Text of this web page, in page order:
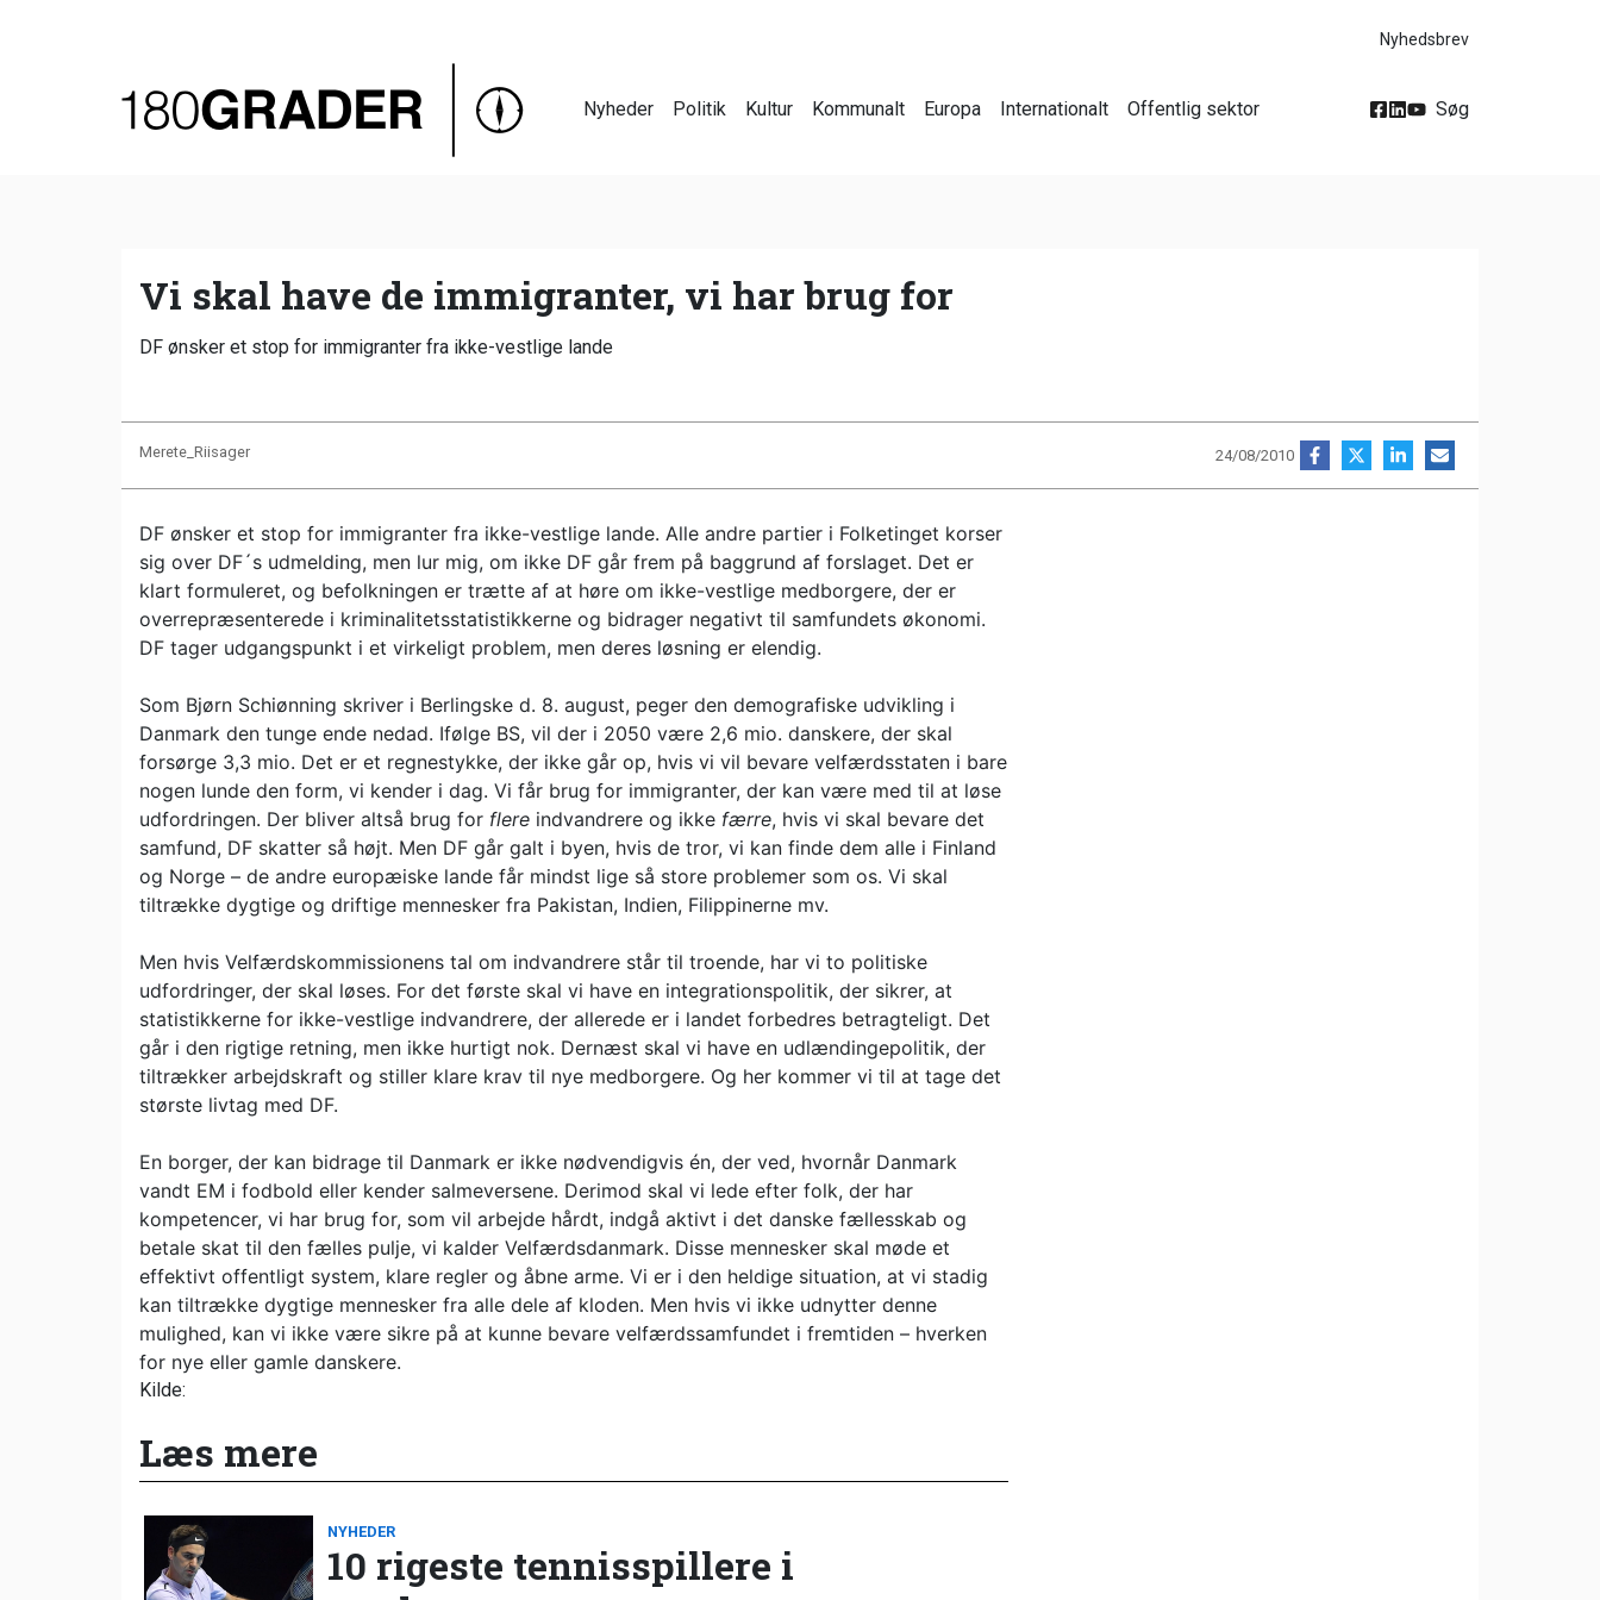
Nyhedsbrev
Nyheder Politik Kultur Kommunalt Europa Internationalt Offentlig sektor Søg
Vi skal have de immigranter, vi har brug for
DF ønsker et stop for immigranter fra ikke-vestlige lande
Merete_Riisager 24/08/2010
DF ønsker et stop for immigranter fra ikke-vestlige lande. Alle andre partier i Folketinget korser
sig over DF´s udmelding, men lur mig, om ikke DF går frem på baggrund af forslaget. Det er
klart formuleret, og befolkningen er trætte af at høre om ikke-vestlige medborgere, der er
overrepræsenterede i kriminalitetsstatistikkerne og bidrager negativt til samfundets økonomi.
DF tager udgangspunkt i et virkeligt problem, men deres løsning er elendig.
Som Bjørn Schiønning skriver i Berlingske d. 8. august, peger den demografiske udvikling i
Danmark den tunge ende nedad. Ifølge BS, vil der i 2050 være 2,6 mio. danskere, der skal
forsørge 3,3 mio. Det er et regnestykke, der ikke går op, hvis vi vil bevare velfærdsstaten i bare
nogen lunde den form, vi kender i dag. Vi får brug for immigranter, der kan være med til at løse
udfordringen. Der bliver altså brug for flere indvandrere og ikke færre, hvis vi skal bevare det
samfund, DF skatter så højt. Men DF går galt i byen, hvis de tror, vi kan finde dem alle i Finland
og Norge – de andre europæiske lande får mindst lige så store problemer som os. Vi skal
tiltrække dygtige og driftige mennesker fra Pakistan, Indien, Filippinerne mv.
Men hvis Velfærdskommissionens tal om indvandrere står til troende, har vi to politiske
udfordringer, der skal løses. For det første skal vi have en integrationspolitik, der sikrer, at
statistikkerne for ikke-vestlige indvandrere, der allerede er i landet forbedres betragteligt. Det
går i den rigtige retning, men ikke hurtigt nok. Dernæst skal vi have en udlændingepolitik, der
tiltrækker arbejdskraft og stiller klare krav til nye medborgere. Og her kommer vi til at tage det
største livtag med DF.
En borger, der kan bidrage til Danmark er ikke nødvendigvis én, der ved, hvornår Danmark
vandt EM i fodbold eller kender salmeversene. Derimod skal vi lede efter folk, der har
kompetencer, vi har brug for, som vil arbejde hårdt, indgå aktivt i det danske fællesskab og
betale skat til den fælles pulje, vi kalder Velfærdsdanmark. Disse mennesker skal møde et
effektivt offentligt system, klare regler og åbne arme. Vi er i den heldige situation, at vi stadig
kan tiltrække dygtige mennesker fra alle dele af kloden. Men hvis vi ikke udnytter denne
mulighed, kan vi ikke være sikre på at kunne bevare velfærdssamfundet i fremtiden – hverken
for nye eller gamle danskere.
Kilde:
Læs mere
NYHEDER
10 rigeste tennisspillere i